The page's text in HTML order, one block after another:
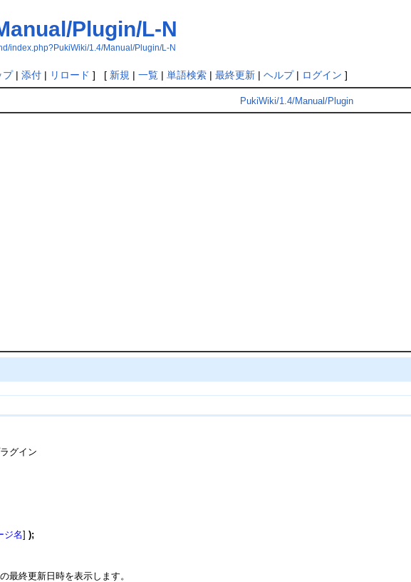
Plugin/L-N
index.php?PukiWiki/1.4/Manual/Plugin/L-N
プ| 添付| リロード ] [ 新規 | 一覧| 単語検索| 最終更新| ヘルプ| ログイン ]
PukiWiki/1.4/Manual/Plugin
グイン
ジ名]);
最終更新日時を表示します。